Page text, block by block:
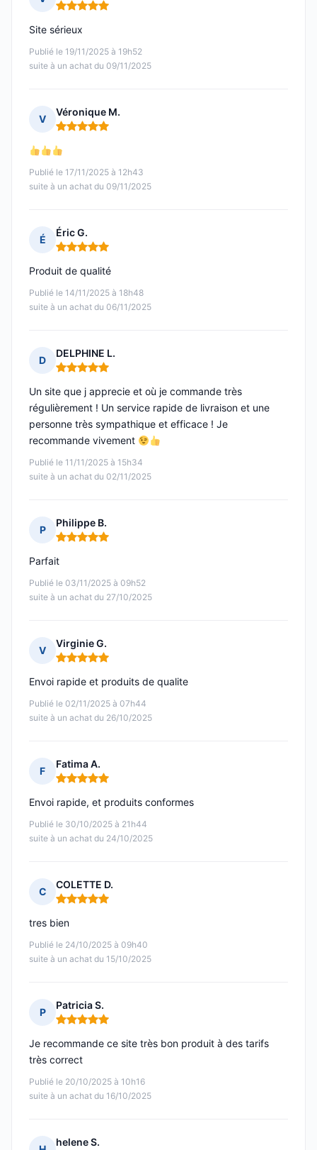
Note : 5 sur 5
Publié le 19/11/2025 à 19h52
suite à un achat du 09/11/2025
Site sérieux
V
Véronique M.
Note : 5 sur 5
Publié le 17/11/2025 à 12h43
suite à un achat du 09/11/2025
É
Éric G.
Note : 5 sur 5
Publié le 14/11/2025 à 18h48
suite à un achat du 06/11/2025
Produit de qualité
D
DELPHINE L.
Note : 5 sur 5
Publié le 11/11/2025 à 15h34
suite à un achat du 02/11/2025
Un site que j apprecie et où je commande très
régulièrement ! Un service rapide de livraison et une
personne très sympathique et efficace ! Je
recommande vivement
P
Philippe B.
Note : 5 sur 5
Publié le 03/11/2025 à 09h52
suite à un achat du 27/10/2025
Parfait
V
Virginie G.
Note : 5 sur 5
Publié le 02/11/2025 à 07h44
suite à un achat du 26/10/2025
Envoi rapide et produits de qualite
F
Fatima A.
Note : 5 sur 5
Publié le 30/10/2025 à 21h44
suite à un achat du 24/10/2025
Envoi rapide, et produits conformes
C
COLETTE D.
Note : 5 sur 5
Publié le 24/10/2025 à 09h40
suite à un achat du 15/10/2025
tres bien
P
Patricia S.
Note : 5 sur 5
Publié le 20/10/2025 à 10h16
suite à un achat du 16/10/2025
Je recommande ce site très bon produit à des tarifs
très correct
helene S.